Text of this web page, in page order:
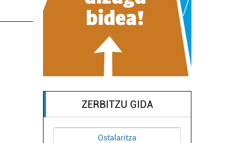
ZERBITZU GIDA
Ostalaritza